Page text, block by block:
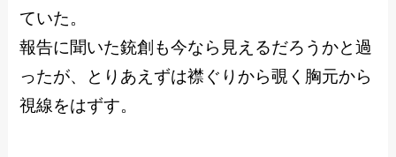
ていた。
報告に聞いた銃創も今なら見えるだろうかと過
ったが、とりあえずは襟ぐりから覗く胸元から
視線をはずす。